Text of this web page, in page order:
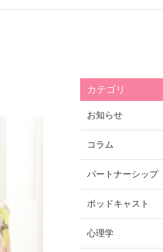
カテゴリ
お知らせ
コラム
パートナーシップ
ポッドキャスト
心理学